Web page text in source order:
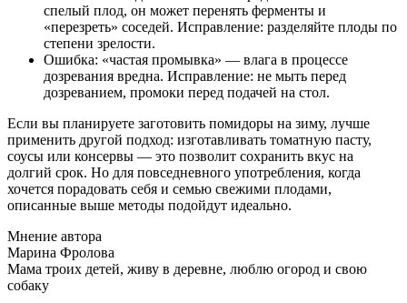
спелый плод, он может перенять ферменты и
«перезреть» соседей. Исправление: разделяйте плоды по
степени зрелости.
Ошибка: «частая промывка» — влага в процессе
дозревания вредна. Исправление: не мыть перед
дозреванием, промоки перед подачей на стол.
Если вы планируете заготовить помидоры на зиму, лучше
применить другой подход: изготавливать томатную пасту,
соусы или консервы — это позволит сохранить вкус на
долгий срок. Но для повседневного употребления, когда
хочется порадовать себя и семью свежими плодами,
описанные выше методы подойдут идеально.
Мнение автора
Марина Фролова
Мама троих детей, живу в деревне, люблю огород и свою
собаку